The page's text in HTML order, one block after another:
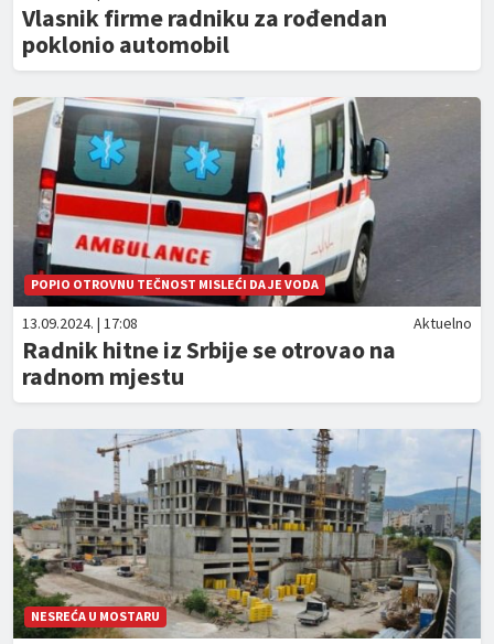
Vlasnik firme radniku za rođendan
poklonio automobil
POPIO OTROVNU TEČNOST MISLEĆI DA JE VODA
13.09.2024. | 17:08 Aktuelno
Radnik hitne iz Srbije se otrovao na
radnom mjestu
NESREĆA U MOSTARU